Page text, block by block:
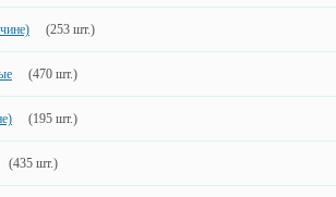
(253 шт.)
(470 шт.)
(195 шт.)
(435 шт.)